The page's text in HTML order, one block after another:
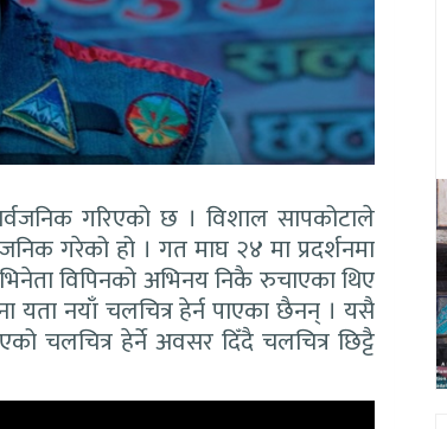
गरिएको छ । विशाल सापकोटाले
गरेको हो । गत माघ २४ मा प्रदर्शनमा
विपिनको अभिनय निकै रुचाएका थिए
यता नयाँ चलचित्र हेर्न पाएका छैनन् । यसै
चलचित्र हेर्ने अवसर दिँदै चलचित्र छिट्टै